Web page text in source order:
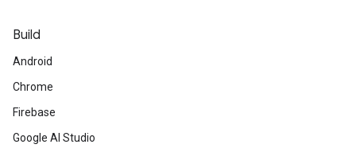
Build
Android
Chrome
Firebase
Google AI Studio